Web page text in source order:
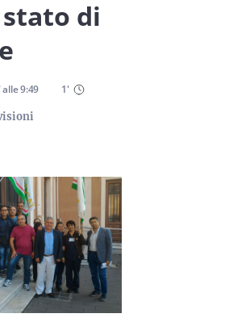
con le ultime news, iscriviti alla
di
alle9:49 1'